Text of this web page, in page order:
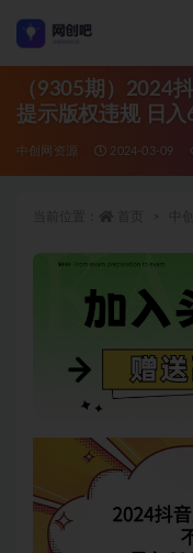
（9305期）2024
提示版权违规 日
中创网资源 2024-03-09